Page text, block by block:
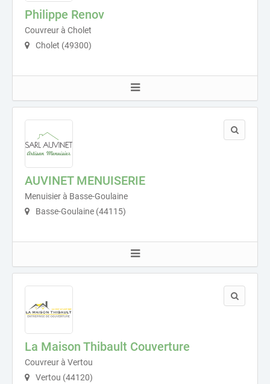
Philippe Renov
Couvreur à Cholet
Cholet (49300)
AUVINET MENUISERIE
Menuisier à Basse-Goulaine
Basse-Goulaine (44115)
La Maison Thibault Couverture
Couvreur à Vertou
Vertou (44120)